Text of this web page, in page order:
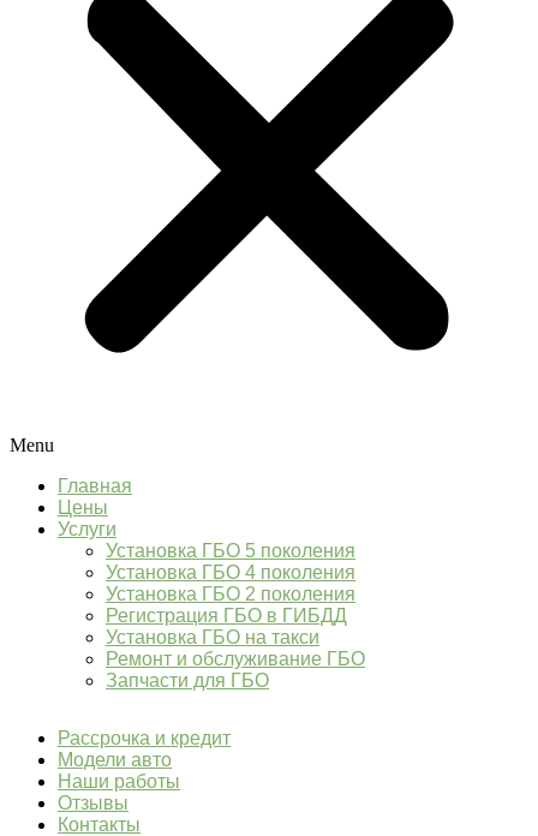
Menu
Главная
Цены
Услуги
Установка ГБО 5 поколения
Установка ГБО 4 поколения
Установка ГБО 2 поколения
Регистрация ГБО в ГИБДД
Установка ГБО на такси
Ремонт и обслуживание ГБО
Запчасти для ГБО
Рассрочка и кредит
Модели авто
Наши работы
Отзывы
Контакты